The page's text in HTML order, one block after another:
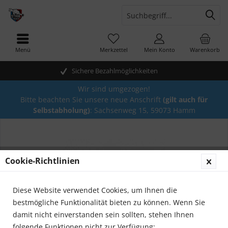
Sichere Bezahlmöglichkeiten
Warenkorb
Merkzettel Mein Konto
Menü
Wir sind umgezogen!
Bitte beachten Sie unsere neue Anschrift (gilt auch für
Selbstabholung): Sachsenweg 15, 59073 Hamm
Cookie-Richtlinien
Diese Website verwendet Cookies, um Ihnen die
bestmögliche Funktionalität bieten zu können. Wenn Sie
damit nicht einverstanden sein sollten, stehen Ihnen